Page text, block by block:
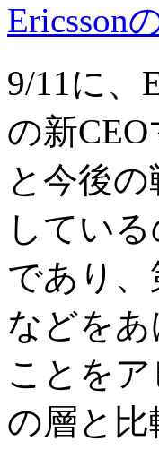
Ericsson
9/11に、
の新
と今後
してい
であり
などを
ことを
の層と